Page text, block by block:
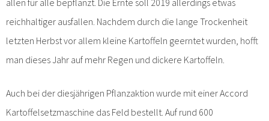
reichhaltiger ausfallen. Nachdem durch die lange Trockenheit
letzten Herbst vor allem kleine Kartoffeln geerntet wurden, hofft
man dieses Jahr auf mehr Regen und dickere Kartoffeln.
Auch bei der diesjährigen Pflanzaktion wurde mit einer Accord
Kartoffelsetzmaschine das Feld bestellt. Auf rund 600